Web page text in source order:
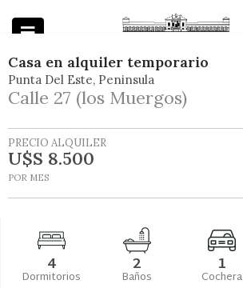
Casa en alquiler temporario
Punta Del Este Peninsula
Calle 27 (los Muergos)
PRECIO ALQUILER
U$S 8.500
POR MES
4
Dormitorios 2
Baños 1
Cochera